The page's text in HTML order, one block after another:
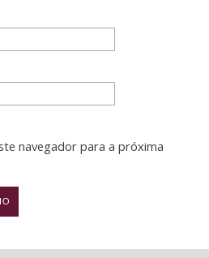
navegador para a próxima